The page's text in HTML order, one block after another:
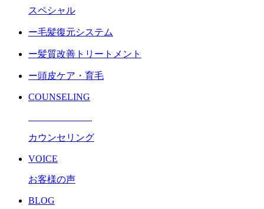
スペシャル
ー毛髪復元システム
ー髪質改善トリートメント
ー頭皮ケア・育毛
COUNSELING
カウンセリング
VOICE
お客様の声
BLOG